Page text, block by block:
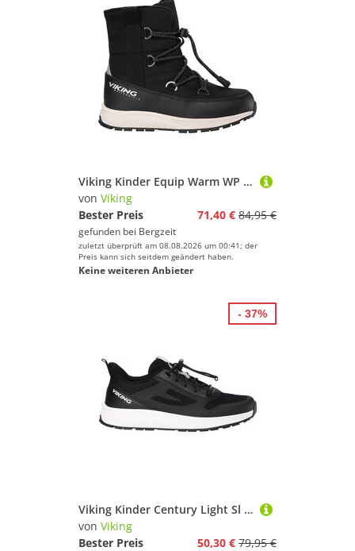
Viking Kinder Equip Warm WP Sl Schuhe
von Viking
Bester Preis
71,40 € 84,95 €
gefunden bei Bergzeit
zuletzt überprüft am 08.08.2026 um 00:41; der
Preis kann sich seitdem geändert haben.
Keine weiteren Anbieter
Viking Kinder Century Light Sl Schuhe
von Viking
Bester Preis
50,30 € 79,95 €
- 37%